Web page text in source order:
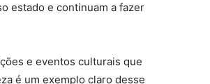
estado e continuam a fazer
e eventos culturais que
é um exemplo claro desse